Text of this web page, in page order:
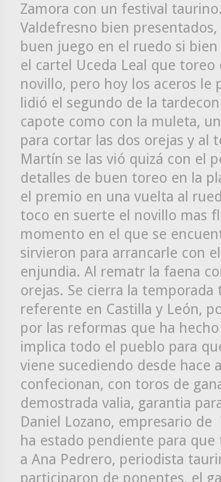
Zamora con un festival
Valdefresno bien
buen juego en el ruedo si
el cartel Uceda Leal que
novillo, pero hoy los aceros le
lidió el segundo de la
capote como con la muleta,
para cortar las dos orejas y al
Martín se las vió quizá con el
detalles de buen toreo en la
el premio en una vuelta al
toco en suerte el novillo mas
momento en el que se
sirvieron para arrancarle con
enjundia. Al rematr la faena
orejas. Se cierra la
referente en Castilla y León,
por las reformas que ha
implica todo el pueblo para
viene sucediendo desde hace
confecionan, con toros de
demostrada valia, garantia
Daniel Lozano, empresario
ha estado pendiente para
a Ana Pedrero, periodista
participaron de ponentes, el